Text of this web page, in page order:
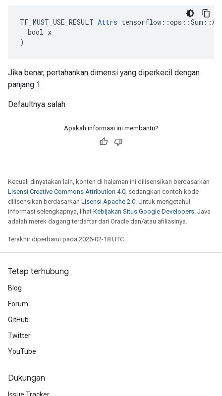
TF_MUST_USE_RESULT Attrs
  bool x
)
Jika benar, pertahankan dimensi yang diperkecil dengan
panjang 1.
Defaultnya salah
Apakah informasi ini membantu?
Kecuali dinyatakan lain, konten di halaman ini dilisensikan berdasarkan
Lisensi Creative Commons Attribution 4.0, sedangkan contoh kode
dilisensikan berdasarkan Lisensi Apache 2.0. Untuk mengetahui
informasi selengkapnya, lihat Kebijakan Situs Google Developers. Java
adalah merek dagang terdaftar dari Oracle dan/atau afiliasinya.
Terakhir diperbarui pada 2026-02-18 UTC.
Tetap terhubung
Blog
Forum
GitHub
Twitter
YouTube
Dukungan